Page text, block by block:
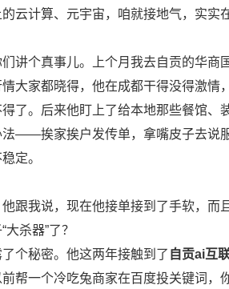
云计算、元宇宙，咱就接地气，实
讲个真事儿。上个月我去自贡的华
大家都晓得，他在成都干得没得激
了。后来他盯上了给本地那些餐馆
——挨家挨户发传单，拿嘴皮子去说
定。
跟我说，现在他接单接到了手软，
杀器”了？
个秘密。他这两年接触到了 自贡ai互
帮一个冷吃兔商家在百度投关键词，